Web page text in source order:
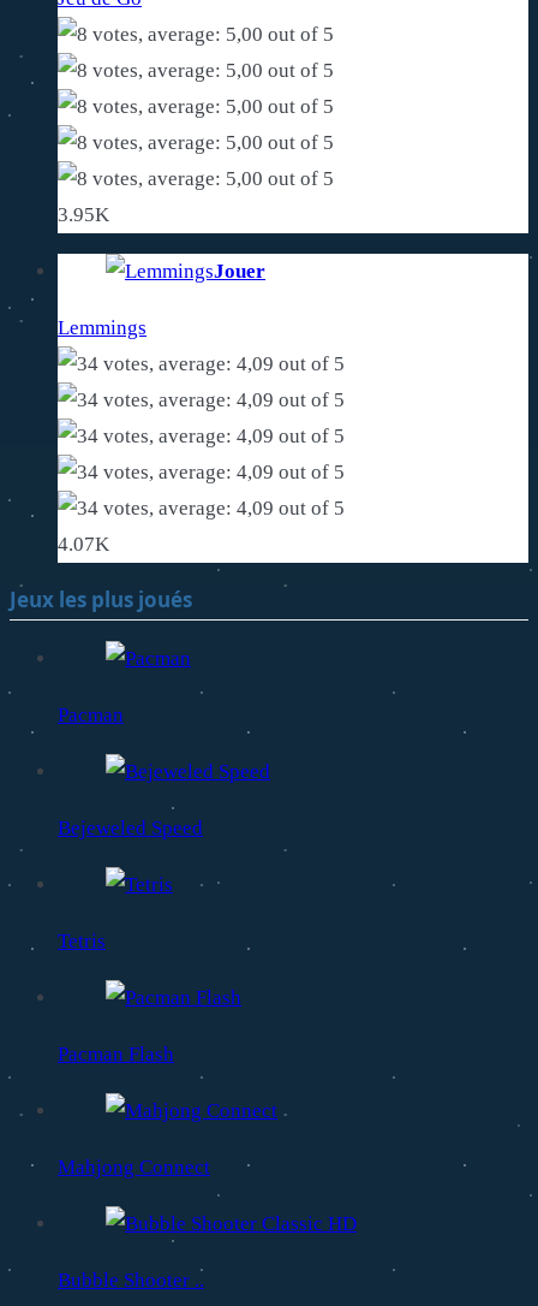
3.95K
Jouer
Lemmings
4.07K
Jeux les plus joués
Pacman
Bejeweled Speed
Tetris
Pacman Flash
Mahjong Connect
Bubble Shooter ..